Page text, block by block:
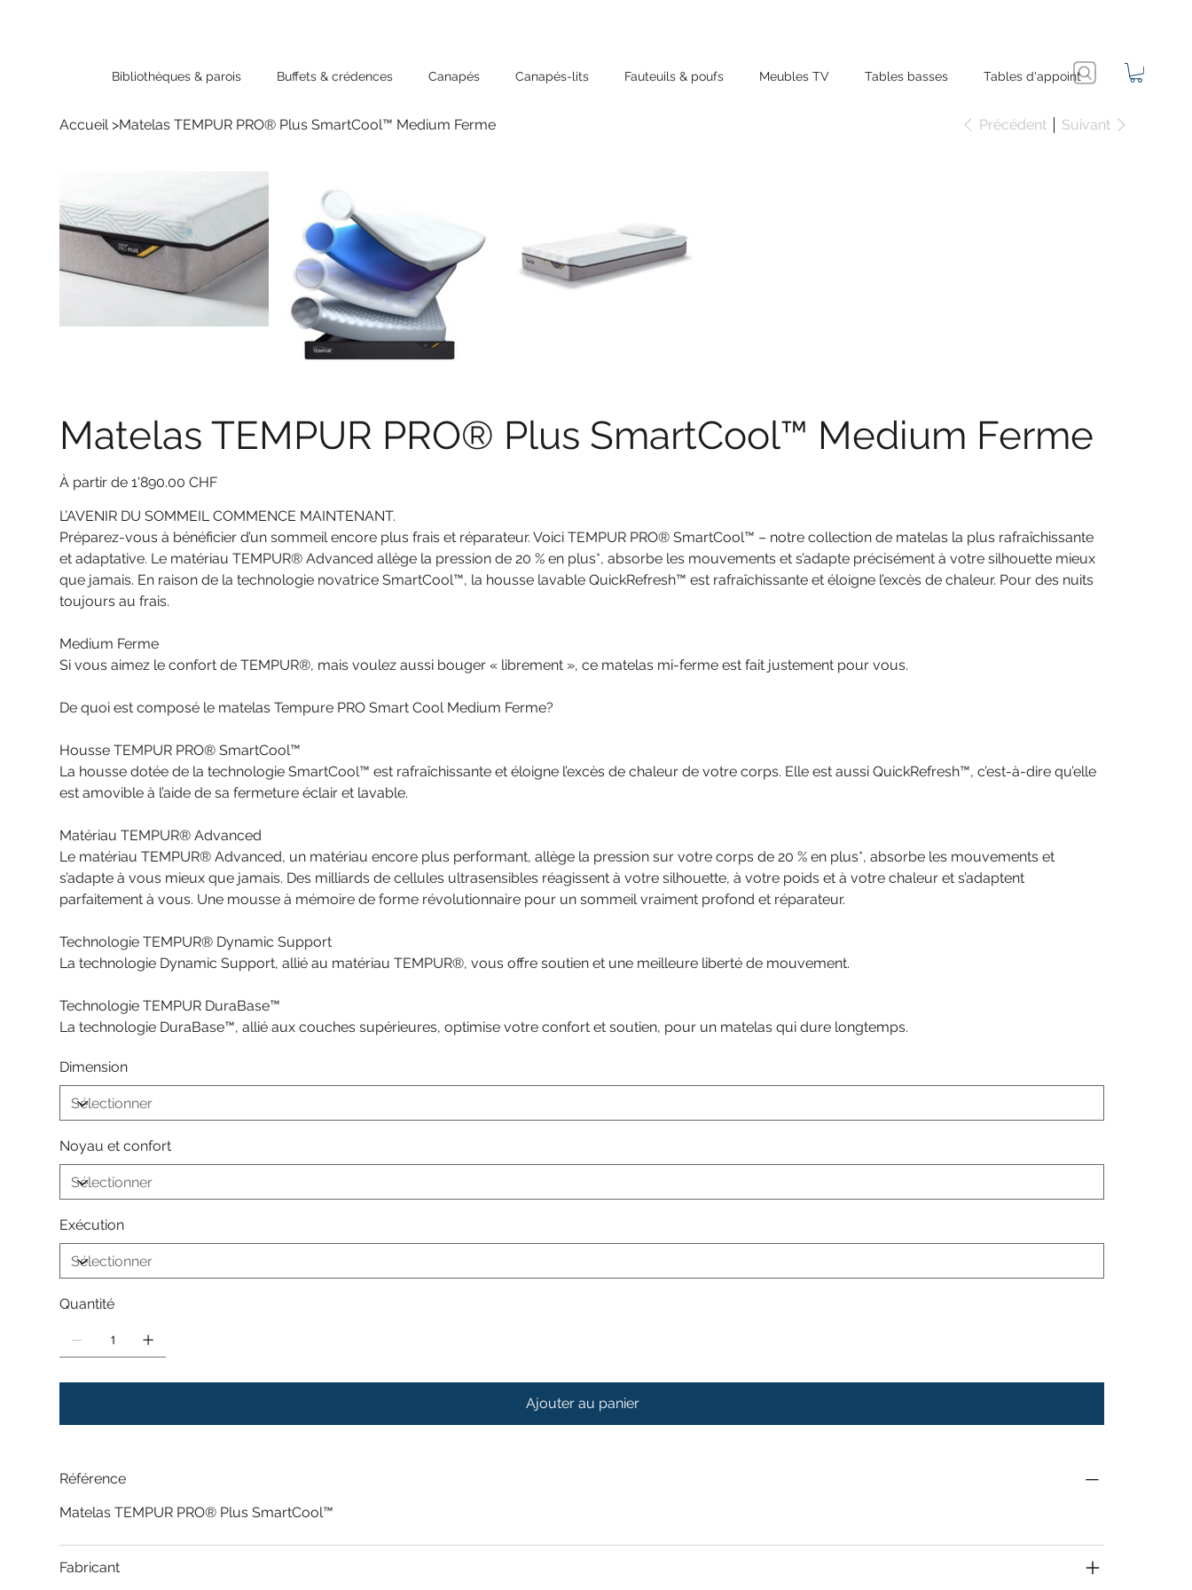
Bibliothèques & parois Buffets & crédences Canapés Canapés-lits Fauteuils & poufs Meubles TV Tables basses Tables d'appoint
Accueil >Matelas TEMPUR PRO® Plus SmartCool™ Medium Ferme Précédent Suivant
Matelas TEMPUR PRO® Plus SmartCool™ Medium Ferme
À partir de Prix
1'890.00 CHF
L’AVENIR DU SOMMEIL COMMENCE MAINTENANT.
Préparez-vous à bénéficier d’un sommeil encore plus frais et réparateur. Voici TEMPUR PRO® SmartCool™ – notre collection de matelas la plus rafraîchissante
et adaptative. Le matériau TEMPUR® Advanced allège la pression de 20 % en plus*, absorbe les mouvements et s’adapte précisément à votre silhouette mieux
que jamais. En raison de la technologie novatrice SmartCool™, la housse lavable QuickRefresh™ est rafraîchissante et éloigne l’excès de chaleur. Pour des nuits
toujours au frais.
Medium Ferme
Si vous aimez le confort de TEMPUR®, mais voulez aussi bouger « librement », ce matelas mi-ferme est fait justement pour vous.
De quoi est composé le matelas Tempure PRO Smart Cool Medium Ferme?
Housse TEMPUR PRO® SmartCool™
La housse dotée de la technologie SmartCool™ est rafraîchissante et éloigne l’excès de chaleur de votre corps. Elle est aussi QuickRefresh™, c’est-à-dire qu’elle
est amovible à l’aide de sa fermeture éclair et lavable.
Matériau TEMPUR® Advanced
Le matériau TEMPUR® Advanced, un matériau encore plus performant, allège la pression sur votre corps de 20 % en plus*, absorbe les mouvements et
s’adapte à vous mieux que jamais. Des milliards de cellules ultrasensibles réagissent à votre silhouette, à votre poids et à votre chaleur et s’adaptent
parfaitement à vous. Une mousse à mémoire de forme révolutionnaire pour un sommeil vraiment profond et réparateur.
Technologie TEMPUR® Dynamic Support
La technologie Dynamic Support, allié au matériau TEMPUR®, vous offre soutien et une meilleure liberté de mouvement.
Technologie TEMPUR DuraBase™
La technologie DuraBase™, allié aux couches supérieures, optimise votre confort et soutien, pour un matelas qui dure longtemps.
Dimension
Noyau et confort
Exécution
Quantité
Ajouter au panier
Référence
Matelas TEMPUR PRO® Plus SmartCool™
Fabricant